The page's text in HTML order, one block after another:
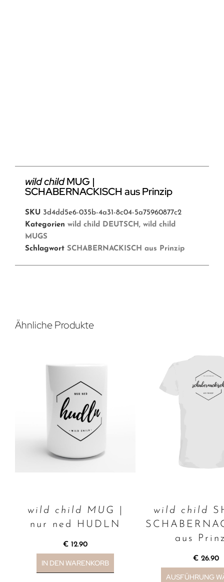
wild childMUG |
SCHABERNACKISCH aus Prinzip
SKU 3d4dd5e6-035b-4a31-8c04-5a75960877c2
Kategorien wild child DEUTSCH, wild child
MUGS
Schlagwort SCHABERNACKISCH aus Prinzip
Ähnliche Produkte
wild child MUG
nur ned HUDLN
€ 12.90
IN DEN WARENKORB
wild child
aus
€26.90
AUSFÜHRUNG